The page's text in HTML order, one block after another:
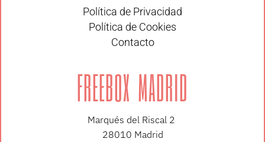
Política de Privacidad
Política de Cookies
Contacto
FREEBOX MADRID
Marqués del Riscal 2
28010 Madrid